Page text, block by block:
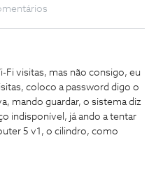
Fi visitas, mas não consigo, eu
coloco a password digo o
mando guardar, o sistema diz
indisponível, já ando a tentar
5 v1, o cilindro, como